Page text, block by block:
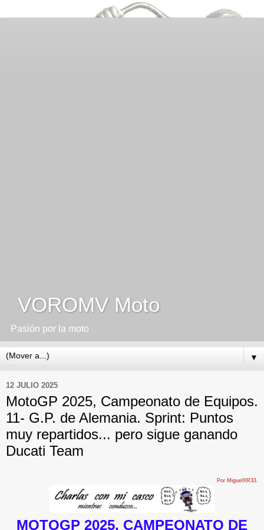
VOROMV Moto
Pasión por la moto
▼
12 JULIO 2025
MotoGP 2025, Campeonato de Equipos.
11- G.P. de Alemania. Sprint: Puntos
muy repartidos... pero sigue ganando
Ducati Team
Por MiguelXR33.
MOTOGP 2025, CAMPEONATO DE